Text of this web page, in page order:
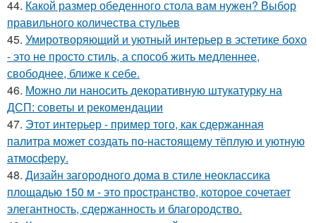
44. Какой размер обеденного стола вам нужен? Выбор
правильного количества стульев
45. Умиротворяющий и уютный интерьер в эстетике бохо
- это не просто стиль, а способ жить медленнее,
свободнее, ближе к себе.
46. Можно ли наносить декоративную штукатурку на
ДСП: советы и рекомендации
47. Этот интерьер - пример того, как сдержанная
палитра может создать по-настоящему тёплую и уютную
атмосферу.
48. Дизайн загородного дома в стиле неоклассика
площадью 150 м - это пространство, которое сочетает
элегантность, сдержанность и благородство.